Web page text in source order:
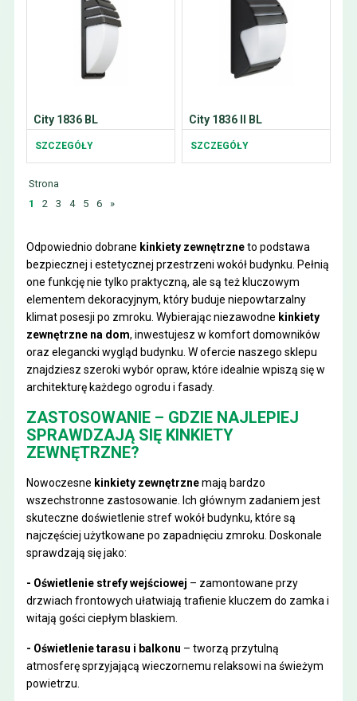
City 1836 BL
SZCZEGÓŁY
City 1836 II BL
SZCZEGÓŁY
Strona
1
2 3 4 5 6 »
Odpowiednio dobrane kinkiety zewnętrzneto podstawa
bezpiecznej i estetycznej przestrzeni wokół budynku. Pełnią
one funkcję nie tylko praktyczną, ale są też kluczowym
elementem dekoracyjnym, który buduje niepowtarzalny
klimat posesji po zmroku. Wybierając niezawodne kinkiety
zewnętrzne na dom, inwestujesz w komfort domowników
oraz elegancki wygląd budynku. W ofercie naszego sklepu
znajdziesz szeroki wybór opraw, które idealnie wpiszą się w
architekturę każdego ogrodu i fasady.
ZASTOSOWANIE – GDZIE NAJLEPIEJ
SPRAWDZAJĄ SIĘ KINKIETY
ZEWNĘTRZNE?
Nowoczesne kinkiety zewnętrznemają bardzo
wszechstronne zastosowanie. Ich głównym zadaniem jest
skuteczne doświetlenie stref wokół budynku, które są
najczęściej użytkowane po zapadnięciu zmroku. Doskonale
sprawdzają się jako:
- Oświetlenie strefy wejściowej – zamontowane przy
drzwiach frontowych ułatwiają trafienie kluczem do zamka i
witają gości ciepłym blaskiem.
- Oświetlenie tarasu i balkonu – tworzą przytulną
atmosferę sprzyjającą wieczornemu relaksowi na świeżym
powietrzu.